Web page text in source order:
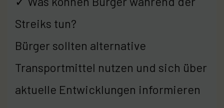
Streiks tun?
Bürger sollten alternative
Transportmittel nutzen und sich über
aktuelle Entwicklungen informieren